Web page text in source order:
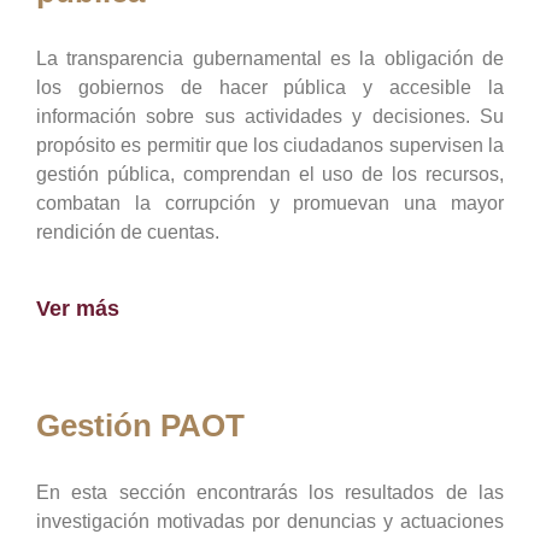
La transparencia gubernamental es la obligación de
los gobiernos de hacer pública y accesible la
información sobre sus actividades y decisiones. Su
propósito es permitir que los ciudadanos supervisen la
gestión pública, comprendan el uso de los recursos,
combatan la corrupción y promuevan una mayor
rendición de cuentas.
Ver más
Gestión PAOT
En esta sección encontrarás los resultados de las
investigación motivadas por denuncias y actuaciones